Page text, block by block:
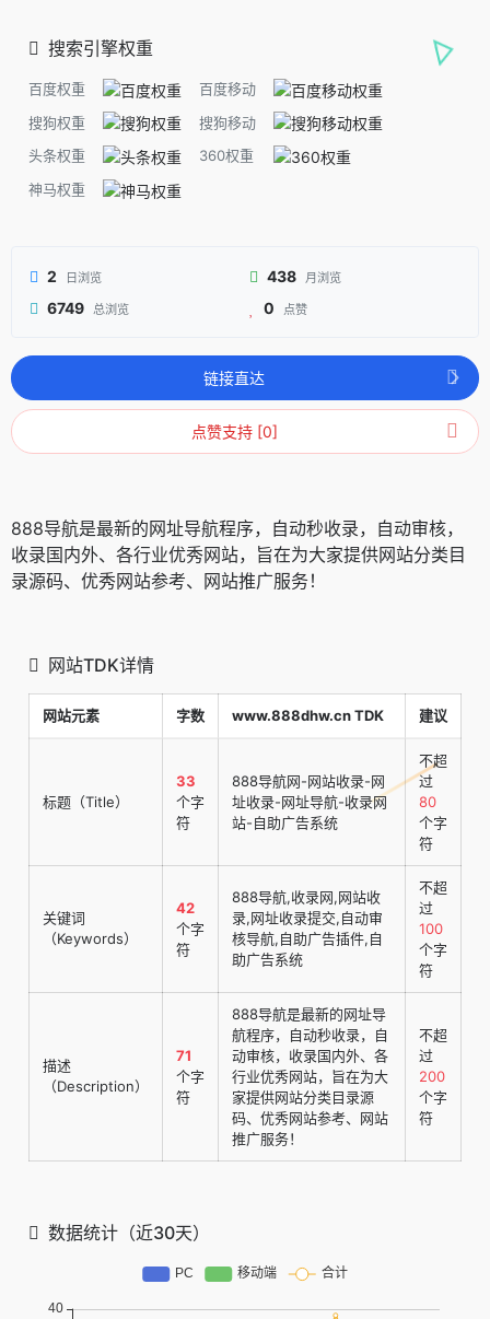
搜索引擎权重
百度权重
百度移动
搜狗权重
搜狗移动
头条权重
360权重
神马权重
2 日浏览 438 月浏览
6749 总浏览 0 点赞
链接直达
点赞支持 [0]
888导航是最新的网址导航程序，自动秒收录，自动审核，
收录国内外、各行业优秀网站，旨在为大家提供网站分类目
录源码、优秀网站参考、网站推广服务！
网站TDK详情
网站元素 字数 www.888dhw.cn TDK 建议
标题（Title）
33
个字
符
888导航网-网站收录-网
址收录-网址导航-收录网
站-自助广告系统
不超
过
80
个字
符
关键词
（Keywords）
42
个字
符
888导航,收录网,网站收
录,网址收录提交,自动审
核导航,自助广告插件,自
助广告系统
不超
过
100
个字
符
描述
（Description）
71
个字
符
888导航是最新的网址导
航程序，自动秒收录，自
动审核，收录国内外、各
行业优秀网站，旨在为大
家提供网站分类目录源
码、优秀网站参考、网站
推广服务！
不超
过
200
个字
符
数据统计（近30天）